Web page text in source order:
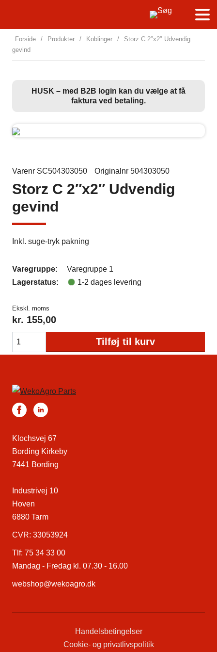
Forside / Produkter / Koblinger /
Storz C 2″x2″ Udvendig
gevind
HUSK – med B2B login kan du vælge at få
faktura ved betaling.
Varenr SC504303050 Originalnr 504303050
Storz C 2″x2″ Udvendig
gevind
Inkl. suge-tryk pakning
Varegruppe:
Varegruppe 1
Lagerstatus:
1-2 dages levering
Ekskl. moms
kr. 155,00
Tilføj til kurv
Klochsvej 67
Bording Kirkeby
7441 Bording
Industrivej 10
Hoven
6880 Tarm
CVR: 33053924
Tlf: 75 34 33 00
Mandag - Fredag kl. 07.30 - 16.00
webshop@wekoagro.dk
Handelsbetingelser
Cookie- og privatlivspolitik